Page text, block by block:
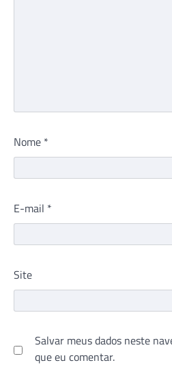
Nome *
E-mail *
Site
Salvar meus dados neste
que eu comentar.